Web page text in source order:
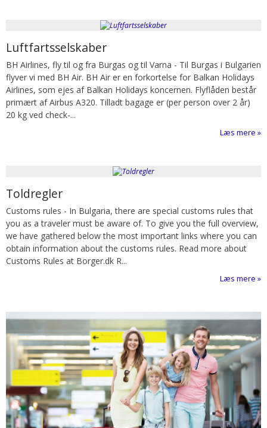
Luftfartsselskaber
BH Airlines, fly til og fra Burgas og til Varna - Til Burgas i Bulgarien
flyver vi med BH Air. BH Air er en forkortelse for Balkan Holidays
Airlines, som ejes af Balkan Holidays koncernen. Flyflåden består
primært af Airbus A320. Tilladt bagage er (per person over 2 år)
20 kg ved check-...
Læs mere
Toldregler
Customs rules - In Bulgaria, there are special customs rules that
you as a traveler must be aware of. To give you the full overview,
we have gathered below the most important links where you can
obtain information about the customs rules. Read more about
Customs Rules at Borger.dk R...
Læs mere